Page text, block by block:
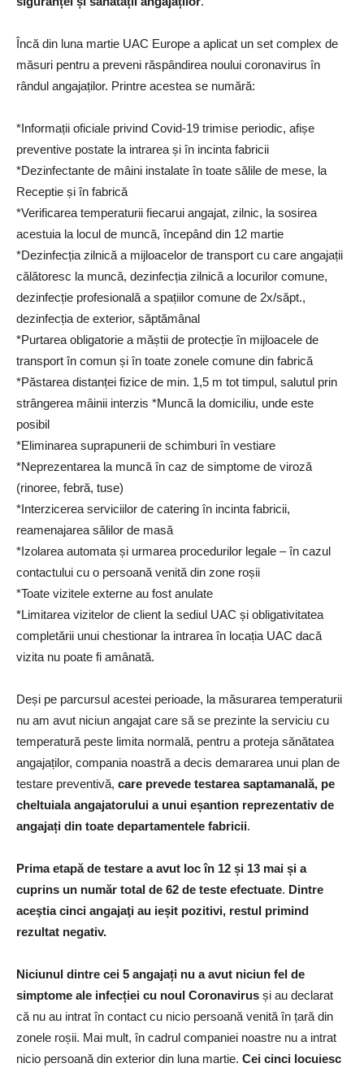
Încă din luna martie UAC Europe a aplicat un set complex de
măsuri pentru a preveni răspândirea noului coronavirus în
rândul angajaților. Printre acestea se numără:
*Informații oficiale privind Covid-19 trimise periodic, afișe
preventive postate la intrarea și în incinta fabricii
*Dezinfectante de mâini instalate în toate sălile de mese, la
Receptie și în fabrică
*Verificarea temperaturii fiecarui angajat, zilnic, la sosirea
acestuia la locul de muncă, începând din 12 martie
*Dezinfecția zilnică a mijloacelor de transport cu care angajații
călătoresc la muncă, dezinfecția zilnică a locurilor comune,
dezinfecție profesională a spațiilor comune de 2x/săpt.,
dezinfecția de exterior, săptămânal
*Purtarea obligatorie a măștii de protecție în mijloacele de
transport în comun și în toate zonele comune din fabrică
*Păstarea distanței fizice de min. 1,5 m tot timpul, salutul prin
strângerea mâinii interzis *Muncă la domiciliu, unde este
posibil
*Eliminarea suprapunerii de schimburi în vestiare
*Neprezentarea la muncă în caz de simptome de viroză
(rinoree, febră, tuse)
*Interzicerea serviciilor de catering în incinta fabricii,
reamenajarea sălilor de masă
*Izolarea automata și urmarea procedurilor legale – în cazul
contactului cu o persoană venită din zone roșii
*Toate vizitele externe au fost anulate
*Limitarea vizitelor de client la sediul UAC și obligativitatea
completării unui chestionar la intrarea în locația UAC dacă
vizita nu poate fi amânată.
Deși pe parcursul acestei perioade, la măsurarea temperaturii
nu am avut niciun angajat care să se prezinte la serviciu cu
temperatură peste limita normală, pentru a proteja sănătatea
angajaților, compania noastră a decis demararea unui plan de
testare preventivă, care prevede testarea saptamanală, pe
cheltuiala angajatorului a unui eșantion reprezentativ de
angajați din toate departamentele fabricii.
Prima etapă de testare a avut loc în 12 și 13 mai și a
cuprins un număr total de 62 de teste efectuate. Dintre
aceştia cinci angajaţi au ieșit pozitivi, restul primind
rezultat negativ.
Niciunul dintre cei 5 angajați nu a avut niciun fel de
simptome ale infecției cu noul Coronavirus și au declarat
că nu au intrat în contact cu nicio persoană venită în țară din
zonele roșii. Mai mult, în cadrul companiei noastre nu a intrat
nicio persoană din exterior din luna martie. Cei cinci locuiesc